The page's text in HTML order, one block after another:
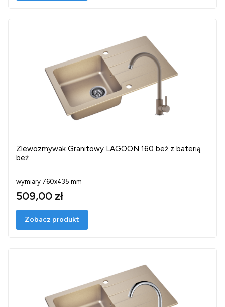
Zlewozmywak Granitowy LAGOON 160 beż z baterią
beż
wymiary 760x435 mm
509,00 zł
Zobacz produkt